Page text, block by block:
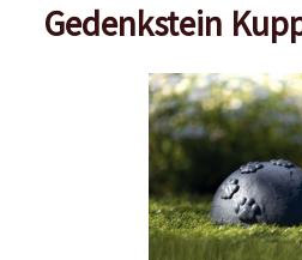
Gedenkstein